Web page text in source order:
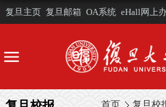
复旦主页 复旦邮箱 OA系统 eHall网上
首页 复旦校